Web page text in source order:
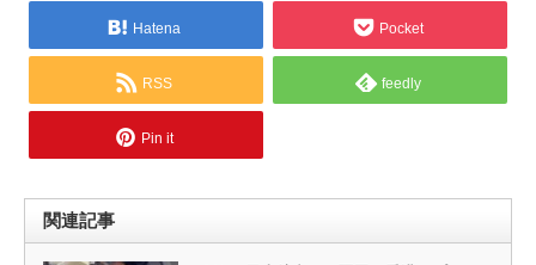
Hatena Pocket
RSS feedly
Pin it
関連記事